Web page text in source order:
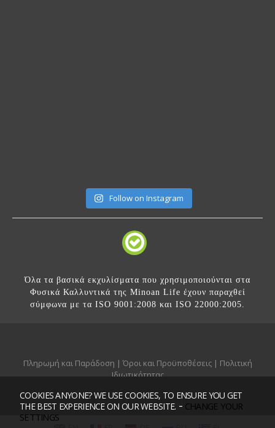
COOKIES ANYONE? WE USE COOKIES, TO ENSURE YOU GET
THE BEST EXPERIENCE ON OUR WEBSITE. - CHANGE YOUR
SETTINGS
Follow on Instagram
Όλα τα βασικά εκχυλίσματα που χρησιμοποιούνται στα
Φυσικά Καλλυντικά της Minoan Life έχουν παραχθεί
σύμφωνα με τα ISO 9001:2008 και ISO 22000:2005.
Πληρωμή και Παράδοση |Όροι και Προϋποθέσεις| Πολιτική
Ιδιωτικότητας
Mobile version:Enabled